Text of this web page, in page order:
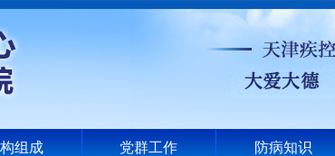
组成 党群工作 防病知识